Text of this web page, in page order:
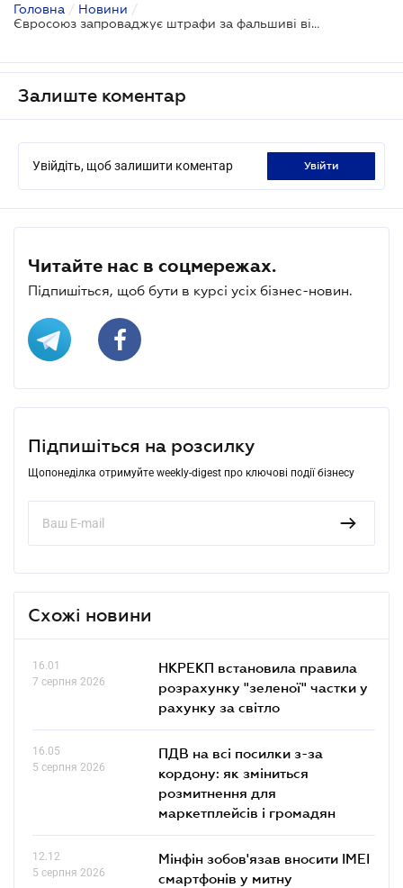
Головна / Новини /
Євросоюз запроваджує штрафи за фальшиві відгуки та нечесні знижки в Інтернеті
Залиште коментар
Увійдіть, щоб залишити коментар увійти
Читайте нас в соцмережах.
Підпишіться, щоб бути в курсі усіх бізнес-новин.
Підпишіться на розсилку
Щопонеділка отримуйте weekly-digest про ключові події бізнесу
Схожі новини
16.01
7 серпня 2026
НКРЕКП встановила правила
розрахунку "зеленої" частки у
рахунку за світло
16.05
5 серпня 2026
ПДВ на всі посилки з-за
кордону: як зміниться
розмитнення для
маркетплейсів і громадян
12.12
5 серпня 2026
Мінфін зобов'язав вносити IMEI
смартфонів у митну